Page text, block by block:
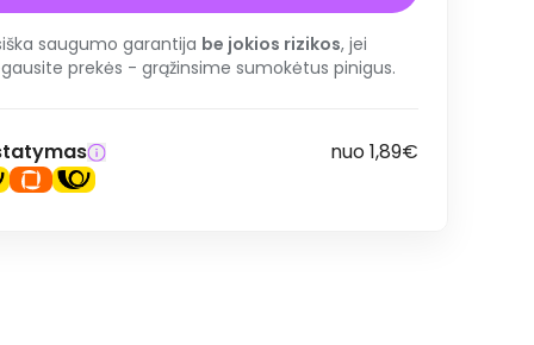
saugumo garantija be jokios rizikos, jei
prekės - grąžinsime sumokėtus pinigus.
nuo 1,89€